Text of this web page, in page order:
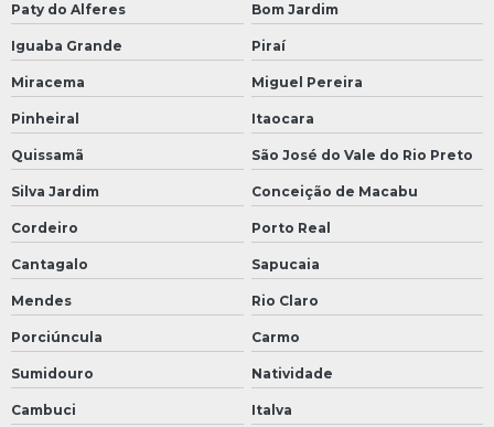
Paty do Alferes Bom Jardim
Iguaba Grande Piraí
Miracema Miguel Pereira
Pinheiral Itaocara
Quissamã São José do Vale do Rio Preto
Silva Jardim Conceição de Macabu
Cordeiro Porto Real
Cantagalo Sapucaia
Mendes Rio Claro
Porciúncula Carmo
Sumidouro Natividade
Cambuci Italva